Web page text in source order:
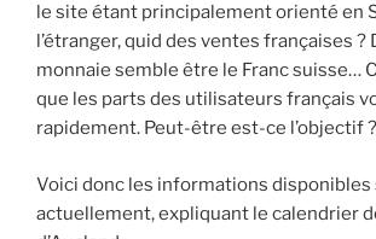
le site étant principalement orienté en
l’étranger, quid des ventes françaises ?
monnaie semble être le Franc suisse…
que les parts des utilisateurs français
rapidement. Peut-être est-ce l’objectif ?
Voici donc les informations disponibles
actuellement, expliquant le calendrier